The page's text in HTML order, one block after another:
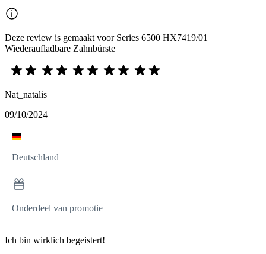
Deze review is gemaakt voor Series 6500 HX7419/01
Wiederaufladbare Zahnbürste
Nat_natalis
09/10/2024
Deutschland
Onderdeel van promotie
Ich bin wirklich begeistert!